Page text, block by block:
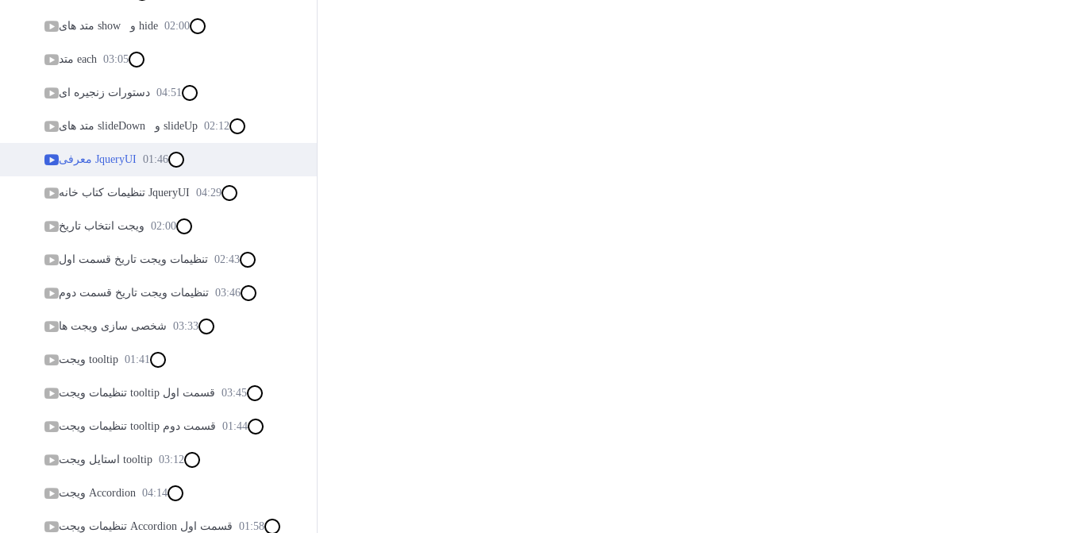
متد های show و hide 02:00
متد each 03:05
دستورات زنجیره ای 04:51
متد های slideDown و slideUp 02:12
معرفی JqueryUI 01:46
تنظیمات کتاب خانه JqueryUI 04:29
ویجت انتخاب تاریخ 02:00
تنظیمات ویجت تاریخ قسمت اول 02:43
تنظیمات ویجت تاریخ قسمت دوم 03:46
شخصی سازی ویجت ها 03:33
ویجت tooltip 01:41
تنظیمات ویجت tooltip قسمت اول 03:45
تنظیمات ویجت tooltip قسمت دوم 01:44
استایل ویجت tooltip 03:12
ویجت Accordion 04:14
تنظیمات ویجت Accordion قسمت اول 01:58